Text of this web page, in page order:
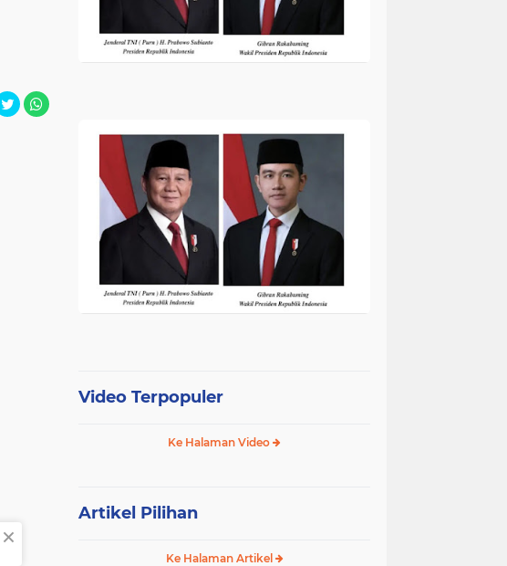
Video Terpopuler
Ke Halaman Video
Artikel Pilihan
Ke Halaman Artikel
×